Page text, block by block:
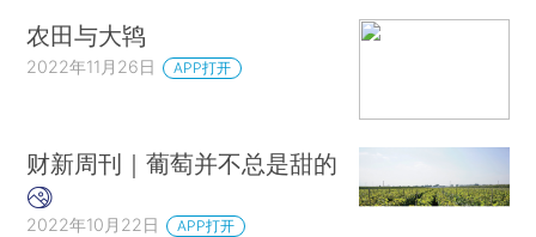
农田与大鸨
2022年11月26日 APP打开
财新周刊｜葡萄并不总是甜的
2022年10月22日 APP打开